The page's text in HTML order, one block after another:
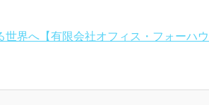
界へ【有限会社オフィス・フォーハウ